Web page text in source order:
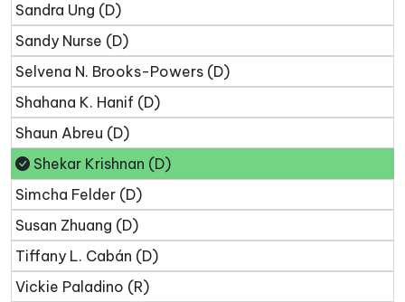
Sandra Ung (D)
Sandy Nurse (D)
Selvena N. Brooks-Powers (D)
Shahana K. Hanif (D)
Shaun Abreu (D)
Shekar Krishnan (D)
Simcha Felder (D)
Susan Zhuang (D)
Tiffany L. Cabán (D)
Vickie Paladino (R)